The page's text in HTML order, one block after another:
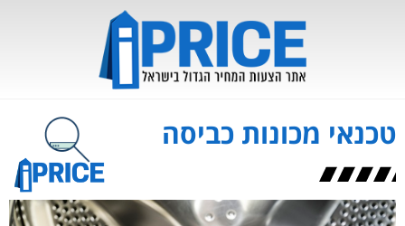
טכנאי מכונות כביסה